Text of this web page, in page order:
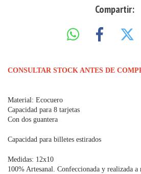
Compartir:
CONSULTAR STOCK ANTES DE
Material: Ecocuero
Capacidad para 8 tarjetas
Con dos guantera
Capacidad para billetes estirados
Medidas: 12x10
100% Artesanal. Confeccionada y realizada